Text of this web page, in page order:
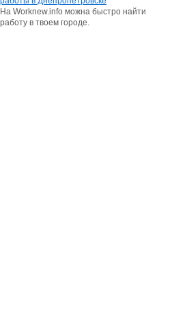
На Worknew.info можна быстро найти
работу в твоем городе.